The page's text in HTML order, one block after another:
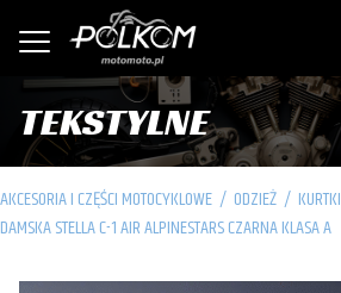
TEKSTYLNE
AKCESORIA I CZĘŚCI MOTOCYKLOWE / ODZIEŻ / KURTKI
DAMSKA STELLA C-1 AIR ALPINESTARS CZARNA KLASA A